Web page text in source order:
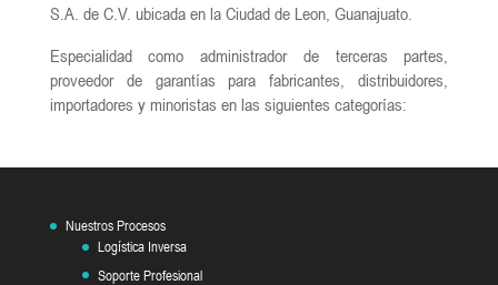
S.A. de C.V. ubicada en la Ciudad de Leon, Guanajuato.
Especialidad como administrador de terceras partes,
proveedor de garantías para fabricantes, distribuidores,
importadores y minoristas en las siguientes categorías:
Nuestros Procesos
Logística Inversa
Soporte Profesional